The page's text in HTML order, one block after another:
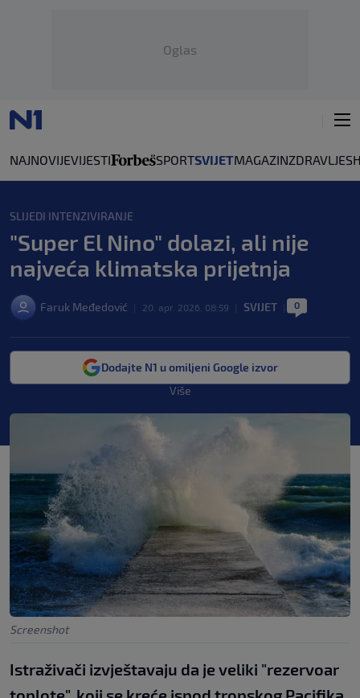
Oglas
NAJNOVIJEVIJESTI SPORTSVIJETMAGAZINZDRAVLJE
SLIJEDI INTENZIVIRANJE
"Super El Nino" dolazi, ali nije
najveća klimatska prijetnja
Faruk Međedović 20. apr. 2026. 08:59 SVIJET 0
Dodajte N1 u omiljeni Google izvor
Više
Screenshot
Istraživači izvještavaju da je veliki "rezervoar